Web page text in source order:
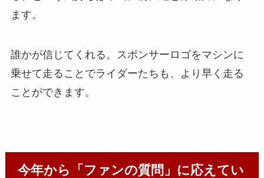
ます。
誰かが信じてくれる。スポンサーロゴをマシンに
乗せて走ることでライダーたちも、より早く走る
ことができます。
今年から「ファンの質問」に応えてい